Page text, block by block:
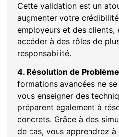
Cette validation est un
augmenter votre
employeurs et des clients,
accéder à des rôles de
responsabilité.
4. Résolution de
formations avancées ne
vous enseigner des
préparent également à
concrets. Grâce à des
de cas, vous apprendrez